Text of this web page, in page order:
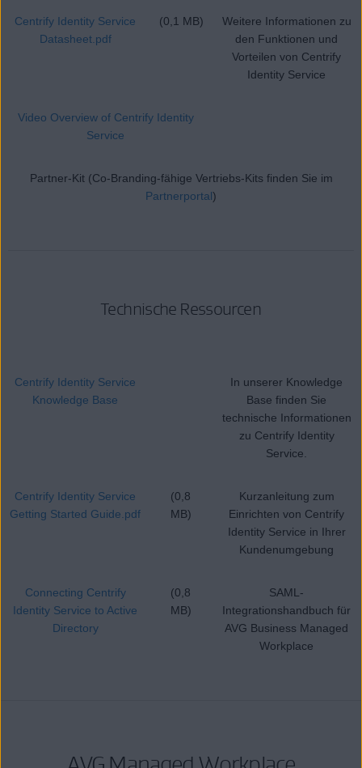
Centrify Identity Service
Datasheet.pdf
(0,1 MB)
Weitere Informationen zu
den Funktionen und
Vorteilen von Centrify
Identity Service
Video Overview of Centrify Identity
Service
Partner-Kit (Co-Branding-fähige Vertriebs-Kits finden Sie im
Partnerportal)
Technische Ressourcen
Centrify Identity Service
Knowledge Base
In unserer Knowledge
Base finden Sie
technische Informationen
zu Centrify Identity
Service.
Centrify Identity Service
Getting Started Guide.pdf
(0,8
MB)
Kurzanleitung zum
Einrichten von Centrify
Identity Service in Ihrer
Kundenumgebung
Connecting Centrify
Identity Service to Active
Directory
(0,8
MB)
SAML-
Integrationshandbuch für
AVG Business Managed
Workplace